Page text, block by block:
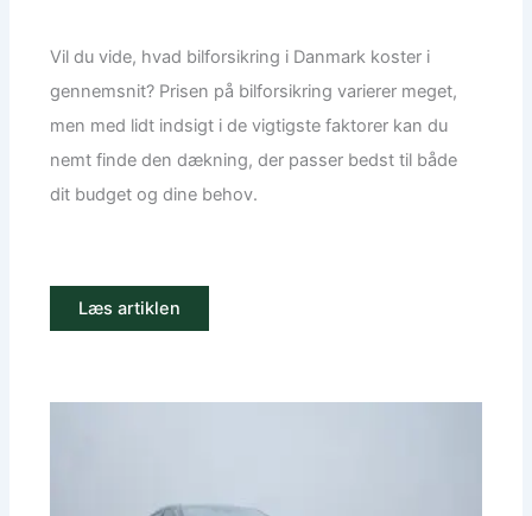
Vil du vide, hvad bilforsikring i Danmark koster i
gennemsnit? Prisen på bilforsikring varierer meget,
men med lidt indsigt i de vigtigste faktorer kan du
nemt finde den dækning, der passer bedst til både
dit budget og dine behov.
Læs artiklen